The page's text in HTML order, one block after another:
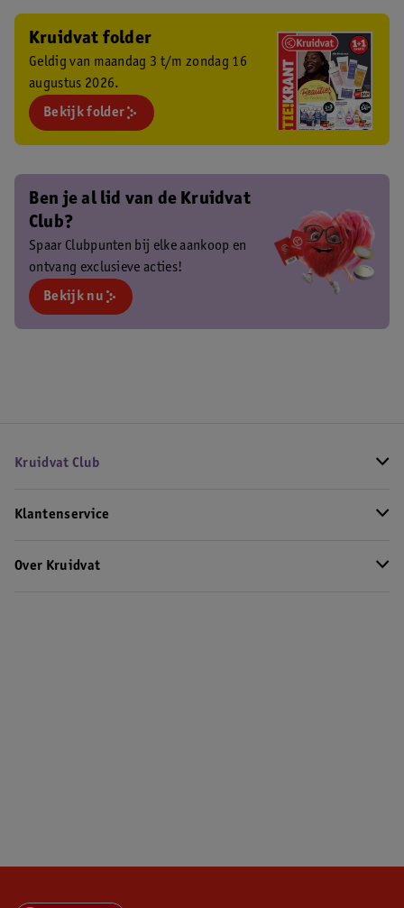
Kruidvat folder
Geldig van maandag 3 t/m zondag 16
augustus 2026.
Bekijk folder
Ben je al lid van de Kruidvat
Club?
Spaar Clubpunten bij elke aankoop en
ontvang exclusieve acties!
Bekijk nu
Kruidvat Club
Klantenservice
Over Kruidvat